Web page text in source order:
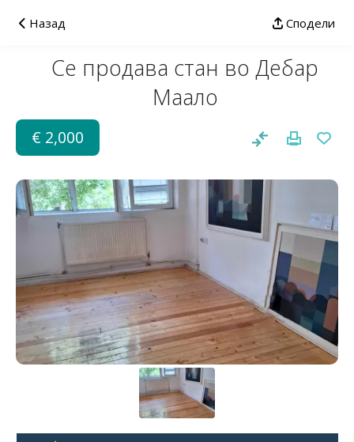
Назад Сподели
Се продава стан во Дебар
Маало
€ 2,000